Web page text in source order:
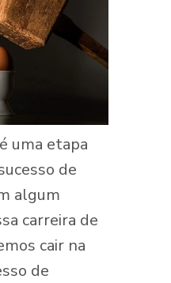
uma etapa
de
algum
carreira de
cair na
de